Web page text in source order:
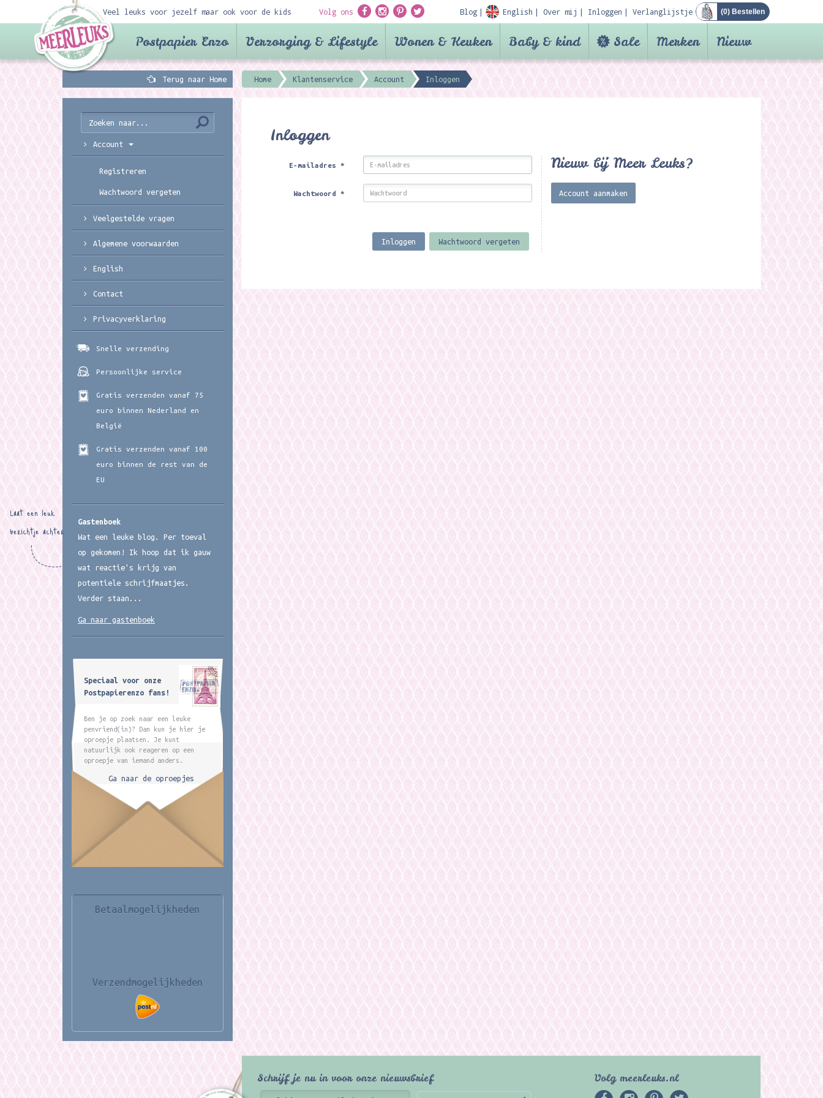
Veel leuks voor jezelf maar ook voor de kids Volg ons Blog English Over mij Inloggen Verlanglijstje (0) Bestellen
Postpapier Enzo Verzorging & Lifestyle Wonen & Keuken Baby & kind Sale Merken Nieuw
Terug naar Home Home Klantenservice Account Inloggen
Inloggen
E-mailadres*
Wachtwoord*
Inloggen Wachtwoord vergeten
Nieuw bij Meer Leuks?
Account aanmaken
Account
Registreren
Wachtwoord vergeten
Veelgestelde vragen
Algemene voorwaarden
English
Contact
Privacyverklaring
Snelle verzending
Persoonlijke service
Gratis verzenden vanaf 75
euro binnen Nederland en
België
Gratis verzenden vanaf 100
euro binnen de rest van de
EU
Gastenboek
Wat een leuke blog. Per toeval
op gekomen! Ik hoop dat ik gauw
wat reactie's krijg van
potentiele schrijfmaatjes.
Verder staan...
Laat een leuk
berichtje achter
Ga naar gastenboek
Speciaal voor onze
Postpapierenzo fans!
Ben je op zoek naar een leuke
penvriend(in)? Dan kun je hier je
oproepje plaatsen. Je kunt
natuurlijk ook reageren op een
oproepje van iemand anders.
Ga naar de oproepjes
Betaalmogelijkheden
Verzendmogelijkheden
Schrijf je nu in voor onze nieuwsbrief Volg meerleuks.nl